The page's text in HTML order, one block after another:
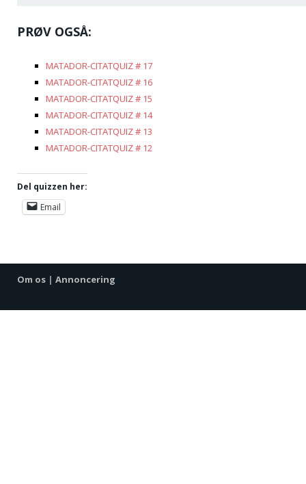
PRØV OGSÅ:
MATADOR-CITATQUIZ # 17
MATADOR-CITATQUIZ # 16
MATADOR-CITATQUIZ # 15
MATADOR-CITATQUIZ # 14
MATADOR-CITATQUIZ # 13
MATADOR-CITATQUIZ # 12
Del quizzen her:
Email
Om os | Annoncering